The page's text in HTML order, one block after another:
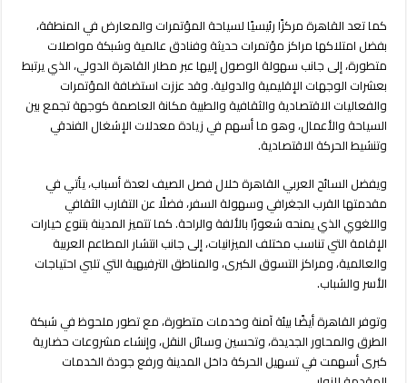
كما تعد القاهرة مركزًا رئيسيًا لسياحة المؤتمرات والمعارض في المنطقة،
بفضل امتلاكها مراكز مؤتمرات حديثة وفنادق عالمية وشبكة مواصلات
متطورة، إلى جانب سهولة الوصول إليها عبر مطار القاهرة الدولي، الذي يرتبط
بعشرات الوجهات الإقليمية والدولية. وقد عززت استضافة المؤتمرات
والفعاليات الاقتصادية والثقافية والطبية مكانة العاصمة كوجهة تجمع بين
السياحة والأعمال، وهو ما أسهم في زيادة معدلات الإشغال الفندقي
وتنشيط الحركة الاقتصادية.
ويفضل السائح العربي القاهرة خلال فصل الصيف لعدة أسباب، يأتي في
مقدمتها القرب الجغرافي وسهولة السفر، فضلًا عن التقارب الثقافي
واللغوي الذي يمنحه شعورًا بالألفة والراحة. كما تتميز المدينة بتنوع خيارات
الإقامة التي تناسب مختلف الميزانيات، إلى جانب انتشار المطاعم العربية
والعالمية، ومراكز التسوق الكبرى، والمناطق الترفيهية التي تلبي احتياجات
الأسر والشباب.
وتوفر القاهرة أيضًا بيئة آمنة وخدمات متطورة، مع تطور ملحوظ في شبكة
الطرق والمحاور الجديدة، وتحسين وسائل النقل، وإنشاء مشروعات حضارية
كبرى أسهمت في تسهيل الحركة داخل المدينة ورفع جودة الخدمات